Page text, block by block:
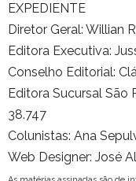
EXPEDIENTE
Diretor Geral: Willian
Editora Executiva:
Conselho Editorial:
Editora Sucursal São
38.747
Colunistas: Ana
Web Designer: José